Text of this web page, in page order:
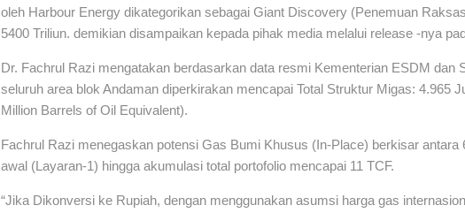
oleh Harbour Energy dikategorikan sebagai Giant Discovery (Penemuan
5400 Triliun. demikian disampaikan kepada pihak media melalui release -nya
Dr. Fachrul Razi mengatakan berdasarkan data resmi Kementerian ESDM dan
seluruh area blok Andaman diperkirakan mencapai Total Struktur Migas: 4.965
Million Barrels of Oil Equivalent).
Fachrul Razi menegaskan potensi Gas Bumi Khusus (In-Place) berkisar
awal (Layaran-1) hingga akumulasi total portofolio mencapai 11 TCF.
“Jika Dikonversi ke Rupiah, dengan menggunakan asumsi harga gas